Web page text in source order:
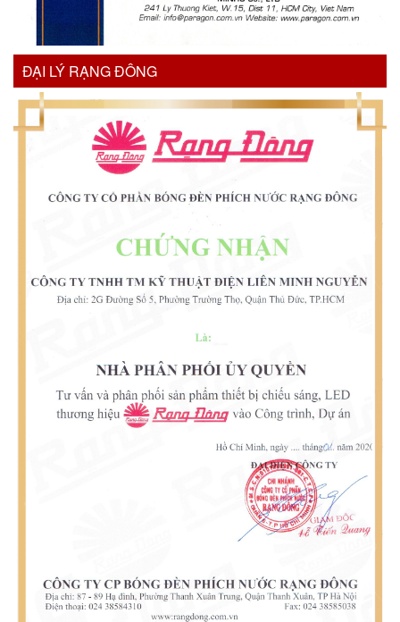
ĐẠI LÝ RẠNG ĐÔNG